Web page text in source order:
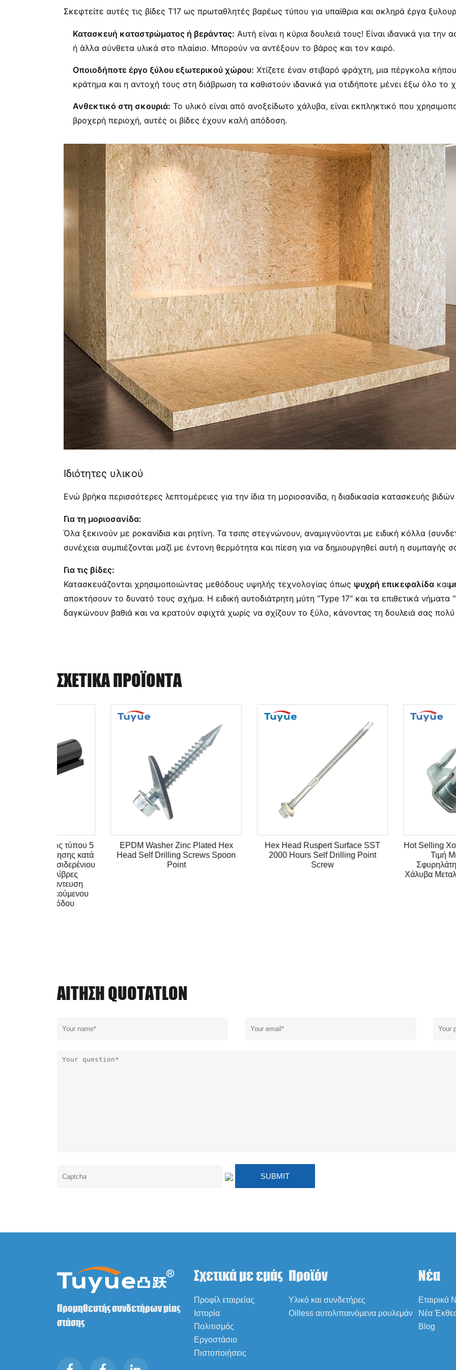
Σκεφτείτε αυτές τις βίδες T17 ως πρωταθλητές βαρέως τύπου για υπαίθρια και σκληρά έργα
Κατασκευή καταστρώματος ή βεράντας: Αυτή είναι η κύρια δουλειά τους! Είναι ιδανικά για
ή άλλα σύνθετα υλικά στο πλαίσιο. Μπορούν να αντέξουν το βάρος και τον καιρό.
Οποιοδήποτε έργο ξύλου εξωτερικού χώρου: Χτίζετε έναν στιβαρό φράχτη, μια πέργκολα
κράτημα και η αντοχή τους στη διάβρωση τα καθιστούν ιδανικά για οτιδήποτε μένει έξω όλο το
Ανθεκτικό στη σκουριά: Το υλικό είναι από ανοξείδωτο χάλυβα, είναι εκπληκτικό που
βροχερή περιοχή, αυτές οι βίδες έχουν καλή απόδοση.
Ιδιότητες υλικού
Ενώ βρήκα περισσότερες λεπτομέρειες για την ίδια τη μοριοσανίδα, η διαδικασία κατασκευής βιδών
Για τη μοριοσανίδα:
Όλα ξεκινούν με ροκανίδια και ρητίνη. Τα τσιπς στεγνώνουν, αναμιγνύονται με ειδική κόλλα
συνέχεια συμπιέζονται μαζί με έντονη θερμότητα και πίεση για να δημιουργηθεί αυτή η συμπαγής
Για τις βίδες:
Κατασκευάζονται χρησιμοποιώντας μεθόδους υψηλής τεχνολογίας όπως ψυχρή επικεφαλίδα και
αποκτήσουν το δυνατό τους σχήμα. Η ειδική αυτοδιάτρητη μύτη "Type 17" και τα επιθετικά νήματα
δαγκώνουν βαθιά και να κρατούν σφιχτά χωρίς να σχίζουν το ξύλο, κάνοντας τη δουλειά σας πολύ
ΣΧΕΤΙΚΆ ΠΡΟΪΌΝΤΑ
Hex Head Ruspert Surface SST
2000 Hours Self Drilling Point
Hot Selling Χονδρική Εργοστασιακή
Τιμή Μηχανή Ψυχρής
Σφυρηλάτησης Ανθρακούχου
Γυψοσανίδες Wall Anchor
Wall Plug Γύψινη στερέωση
με γάντζο
ΑΊΤΗΣΗ QUOTATLON
Προμηθευτής συνδετήρων μίας
στάσης
Σχετικά με εμάς
Προφίλ εταιρείας
Ιστορία
Πολιτισμός
Εργοστάσιο
Πιστοποιήσεις
Προϊόν
Υλικό και συνδετήρες
Oilless αυτολιπαινόμενα ρουλεμάν
Νέα
Εταιρικά
Νέα
Blog